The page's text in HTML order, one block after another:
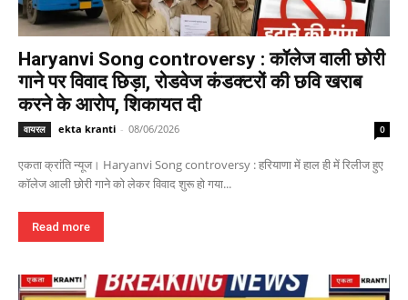
Haryanvi Song controversy : कॉलेज वाली छोरी
गाने पर विवाद छिड़ा, रोडवेज कंडक्टरों की छवि खराब
करने के आरोप, शिकायत दी
वायरल ekta kranti - 08/06/2026 0
एकता क्रांति न्यूज। Haryanvi Song controversy : हरियाणा में हाल ही में रिलीज हुए
कॉलेज आली छोरी गाने को लेकर विवाद शुरू हो गया...
Read more